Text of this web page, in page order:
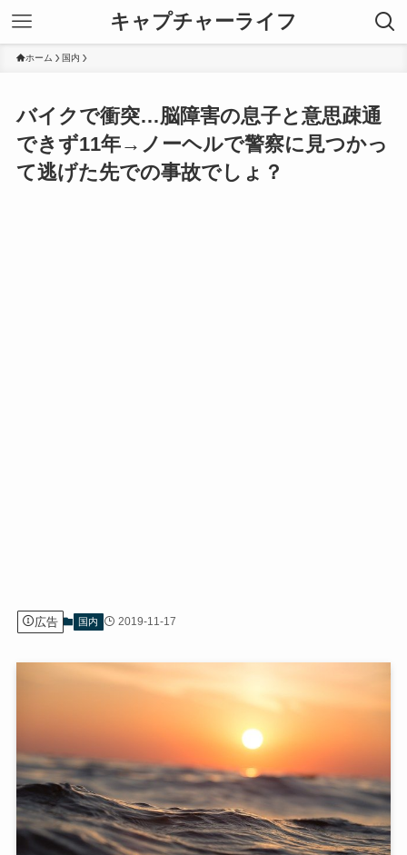
キャプチャーライフ
ホーム 国内
バイクで衝突…脳障害の息子と意思疎通
できず11年→ノーヘルで警察に見つかっ
て逃げた先での事故でしょ？
広告 国内 2019-11-17